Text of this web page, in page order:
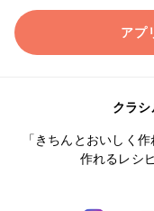
アプ
クラ
「きちんとおいしく
作れるレシ